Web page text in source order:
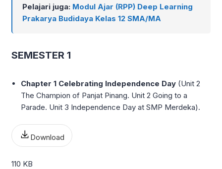
Pelajari juga: Modul Ajar (RPP) Deep Learning
Prakarya Budidaya Kelas 12 SMA/MA
SEMESTER 1
Chapter 1 Celebrating Independence Day (Unit 2
The Champion of Panjat Pinang. Unit 2 Going to a
Parade. Unit 3 Independence Day at SMP Merdeka).
Download
110 KB